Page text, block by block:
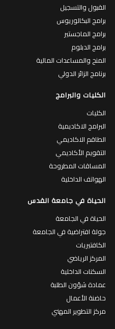
القبول والتسجيل
برامج البكالوريوس
برامج الماجستير
برامج الدبلوم
المنح والمساعدات المالية
برنامج الزائر الدولي
الكليات والبرامج
الكليات
البرامج الاكاديمية
الطاقم الاكاديمي
التقويم الأكاديمي
المساقات المطروحة
الهواتف الداخلية
الحياة في جامعة القدس
الحياة في الجامعة
جولة افتراضية في الجامعة
الكافتيريات
المركز الرياضي
السكنات الداخلية
عمادة شؤون الطلبة
حاضنة الأعمال
مركز التطوير المهني